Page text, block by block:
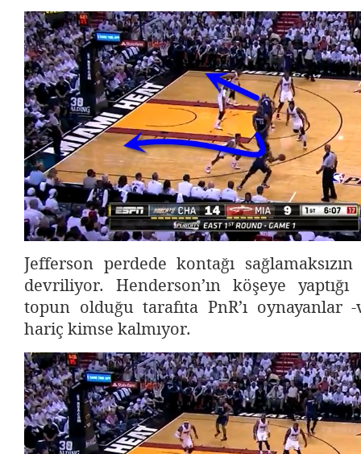
Jefferson perdede kontağı
devriliyor. Henderson’ın köşeye
topun olduğu tarafıta PnR’ı oynayanlar
hariç kimse kalmıyor.